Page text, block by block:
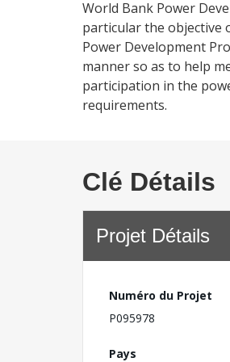
World Bank Power
particular the objective
Power Development
manner so as to help
participation in the
requirements.
Clé Détails
Projet Détails
Numéro du Projet
P095978
Pays